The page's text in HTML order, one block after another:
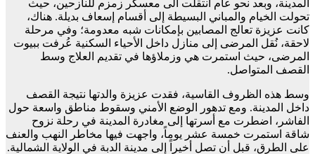
المدينة، وبعد نحو عام انتقلت الى معسكر زمزم للنازحين، حيث
تحولت الخيام والمباني البسيطة إلى أقسام إسعاف بديلة. هناك،
كانت عزيزة تعالج المصابين بإمكانات شبه معدومة؛ وفي مرحلة
لاحقة، نُقل المرضى إلى منازل داخل الأحياء السكنية عُرفت ببيوت
المرضى، حيث استمرت هي وزملاؤها في تقديم العلاج وسط
القصف المتواصل.
وسط هذه الظروف القاسية، فقدت عزيزة والدتها نتيجة القصف
داخل المدينة. ومع تدهور الوضع الأمني وسقوط مناطق واسعة حول
الفاشر، اضطرت مع أسرتها إلى مغادرة المدينة في رحلة نزوح
شاقة استمرت خمسة عشر يوماً، واجهت فيها مخاطر النهب والعنف
على الطرق، قبل أن تصل أخيراً إلى مدينة الدبة في الولاية الشمالية.